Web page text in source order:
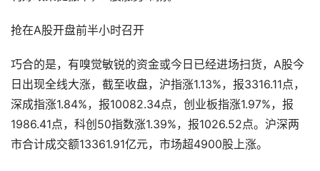
抢在A股开盘前半小时召开
巧合的是，有嗅觉敏锐的资金或今日已经进场扫货，A股今
日出现全线大涨，截至收盘，沪指涨1.13%，报3316.11点，
深成指涨1.84%，报10082.34点，创业板指涨1.97%，报
1986.41点，科创50指数涨1.39%，报1026.52点。沪深两
市合计成交额13361.91亿元，市场超4900股上涨。